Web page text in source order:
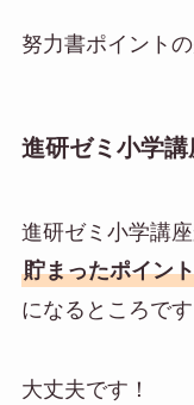
努力書ポイント
進研ゼミ小学
進研ゼミ小学講
貯まったポイン
になるところです
大丈夫です！